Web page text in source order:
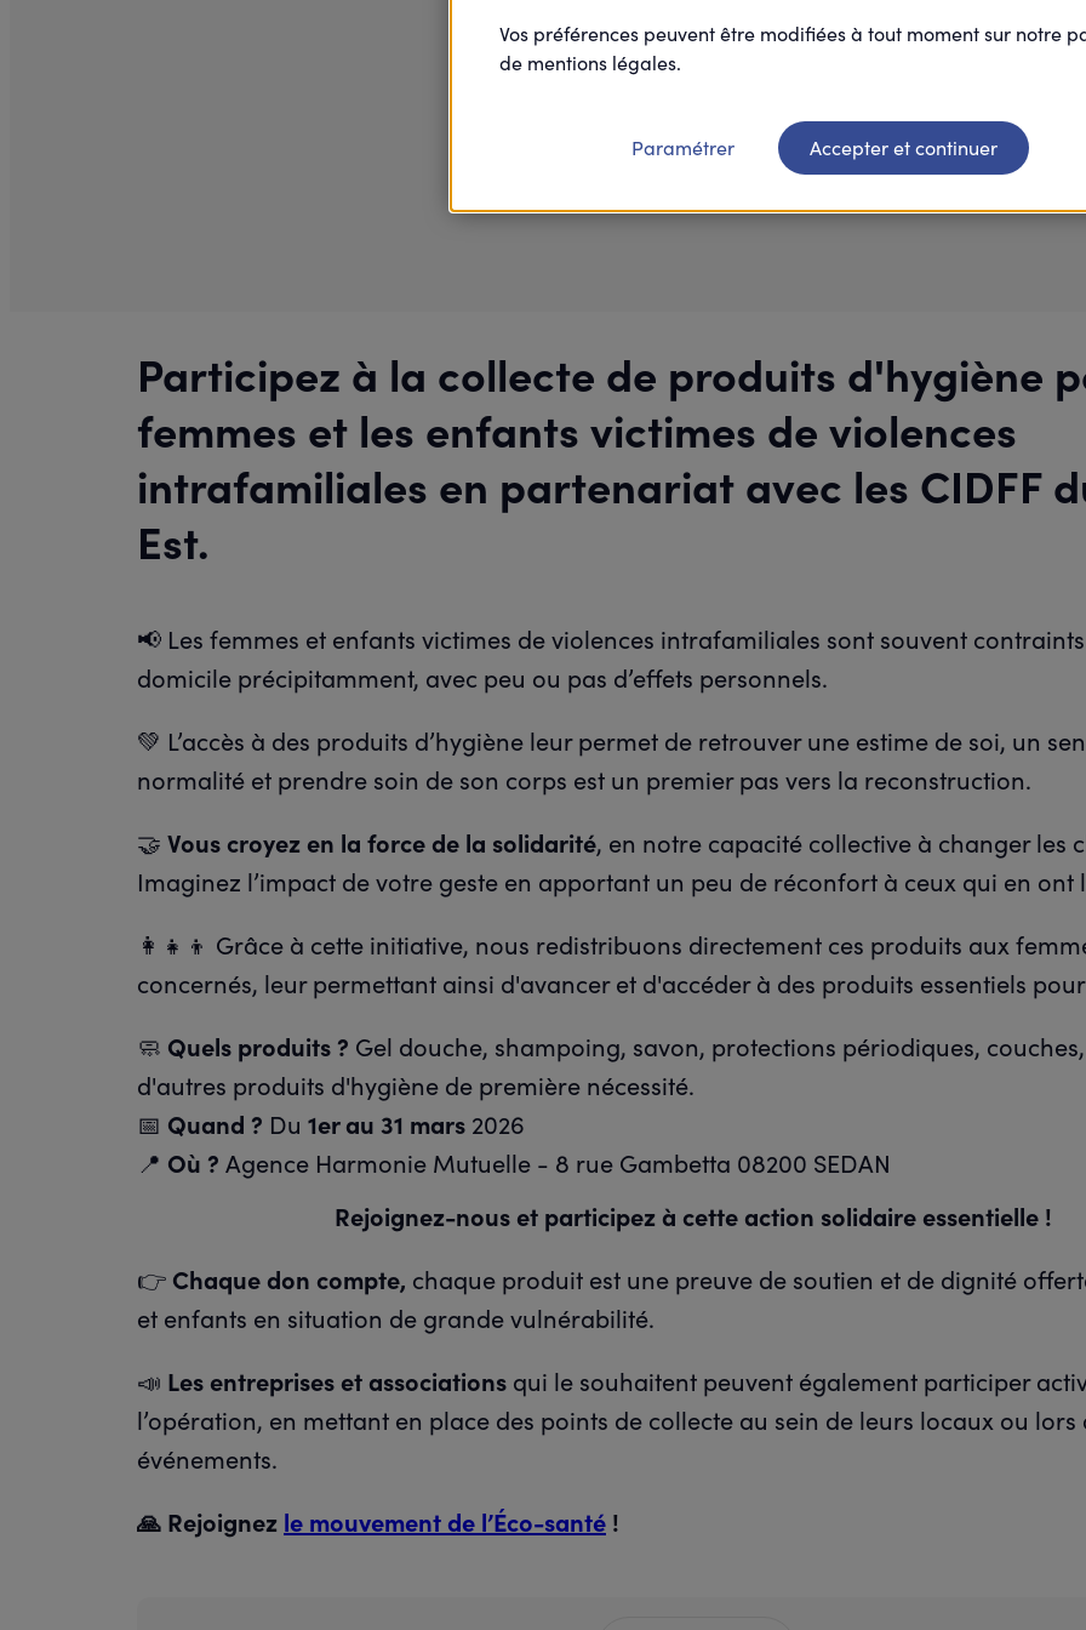
Je participe
Participez à la collecte de produits d'hygiène
femmes et les enfants victimes de violences
intrafamiliales en partenariat avec les CIDFF
Est.
📢 Les femmes et enfants victimes de violences intrafamiliales sont souvent
domicile précipitamment, avec peu ou pas d’effets personnels.
💚 L’accès à des produits d’hygiène leur permet de retrouver une estime de soi, un
normalité et prendre soin de son corps est un premier pas vers la reconstruction.
🤝 Vous croyez en la force de la solidarité, en notre capacité collective à changer les
Imaginez l’impact de votre geste en apportant un peu de réconfort à ceux qui en ont
👩‍👧‍👦 Grâce à cette initiative, nous redistribuons directement ces produits aux
concernés, leur permettant ainsi d'avancer et d'accéder à des produits essentiels
🧼 Quels produits ? Gel douche, shampoing, savon, protections périodiques,
d'autres produits d'hygiène de première nécessité.
📅 Quand ? Du 1er au 31 mars 2026
📍 Où ? Agence Harmonie Mutuelle - 8 rue Gambetta 08200 SEDAN
Rejoignez-nous et participez à cette action solidaire essentielle !
👉 Chaque don compte, chaque produit est une preuve de soutien et de dignité
et enfants en situation de grande vulnérabilité.
📣 Les entreprises et associations qui le souhaitent peuvent également participer
l’opération, en mettant en place des points de collecte au sein de leurs locaux ou lors
événements.
🙏 Rejoignez le mouvement de l’Éco-santé !
Vos préférences peuvent être modifiées à tout moment sur notre
de mentions légales.
Paramétrer Accepter et continuer